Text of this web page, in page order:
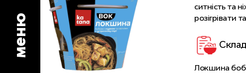
меню
ситність та
розігрівати
Склад
Локшина